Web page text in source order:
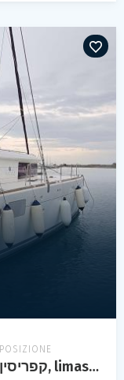
POSIZIONE
קפריסין, limassol, chypre